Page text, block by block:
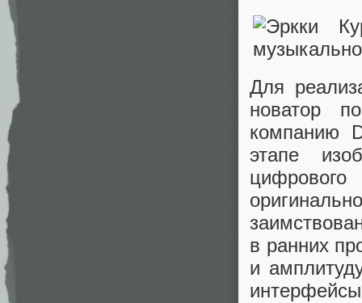
Для
новатор
компанию
этапе
в ранних
и